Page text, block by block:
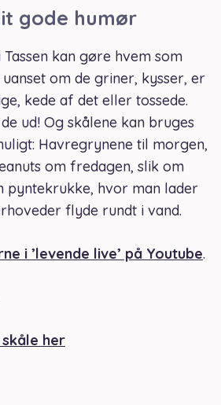
gode humør
kan gøre hvem som
om de griner, kysser, er
kede af det eller tossede.
ud! Og skålene kan bruges
Havregrynene til morgen,
om fredagen, slik om
pyntekrukke, hvor man lader
flyde rundt i vand.
i ’levende live’ på Youtube.
her